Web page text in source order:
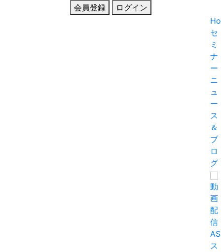
会員登録
ログイン
セ
ミ
ナ
ー
ニ
ュ
ー
ス
＆
ブ
ロ
グ
動
画
配
信
ス